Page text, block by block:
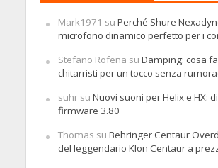
Mark1971 su Perché Shure
microfono dinamico perfetto per i
Stefano Rofena su Damping: cosa
chitarristi per un tocco senza
suhrsu Nuovi suoni per Helix e HX:
firmware 3.80
Thomas su Behringer Centaur
del leggendario Klon Centaur a